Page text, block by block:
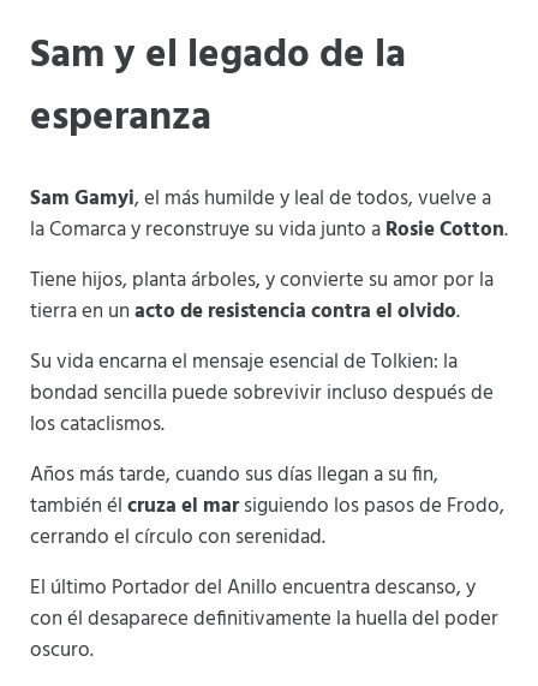
Sam y el legado de la
esperanza
Sam Gamyi, el más humilde y leal de todos, vuelve a
la Comarca y reconstruye su vida junto aRosie Cotton.
Tiene hijos, planta árboles, y convierte su amor por la
tierra en unacto de resistencia contra el olvido.
Su vida encarna el mensaje esencial de Tolkien: la
bondad sencilla puede sobrevivir incluso después de
los cataclismos.
Años más tarde, cuando sus días llegan a su fin,
también élcruza el marsiguiendo los pasos de Frodo,
cerrando el círculo con serenidad.
El último Portador del Anillo encuentra descanso, y
con él desaparece definitivamente la huella del poder
oscuro.